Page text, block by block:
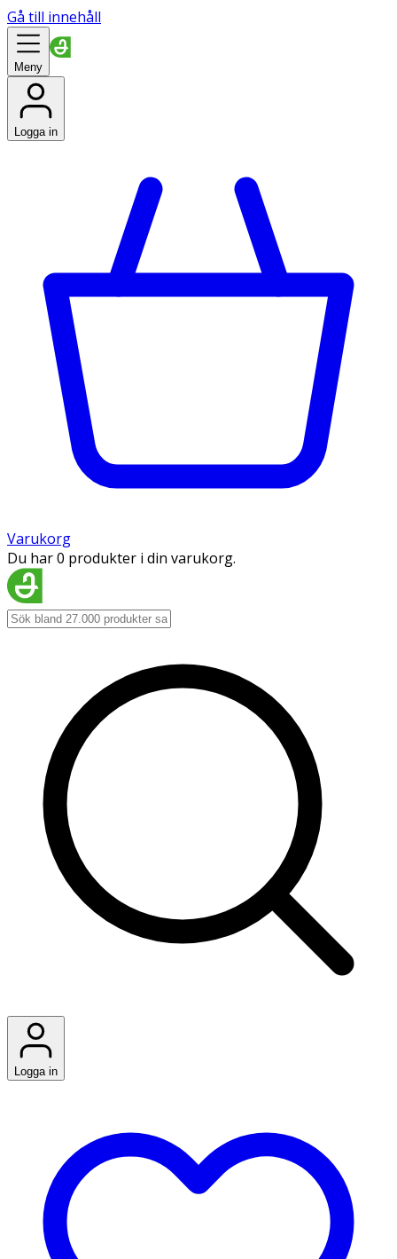
Gå till innehåll
Meny
Logga in
Varukorg
Du har 0 produkter i din varukorg.
Logga in